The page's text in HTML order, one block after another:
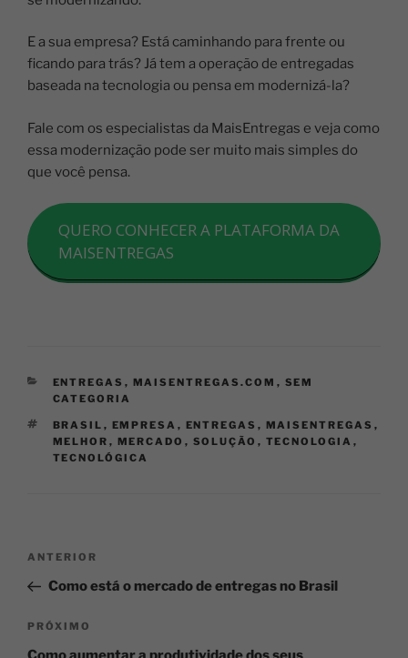
E a sua empresa? Está caminhando para frente ou
ficando para trás? Já tem a operação de entregadas
baseada na tecnologia ou pensa em modernizá-la?
Fale com os especialistas da MaisEntregas e veja como
essa modernização pode ser muito mais simples do
que você pensa.
QUERO CONHECER A PLATAFORMA DA
MAISENTREGAS
ENTREGAS , MAISENTREGAS.COM , SEM
CATEGORIA
BRASIL , EMPRESA , ENTREGAS , MAISENTREGAS ,
MELHOR , MERCADO , SOLUÇÃO , TECNOLOGIA ,
TECNOLÓGICA
ANTERIOR
Como está o mercado de entregas no Brasil
PRÓXIMO